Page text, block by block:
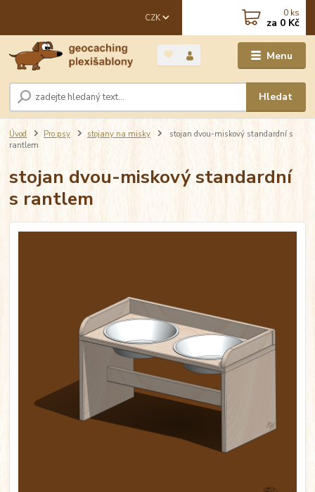
Menu
CZK
Hledat
0 ks
za 0 Kč
Úvod Pro psy stojany na misky
stojan dvou-miskový standardní s
rantlem
stojan dvou-miskový standardní
s rantlem